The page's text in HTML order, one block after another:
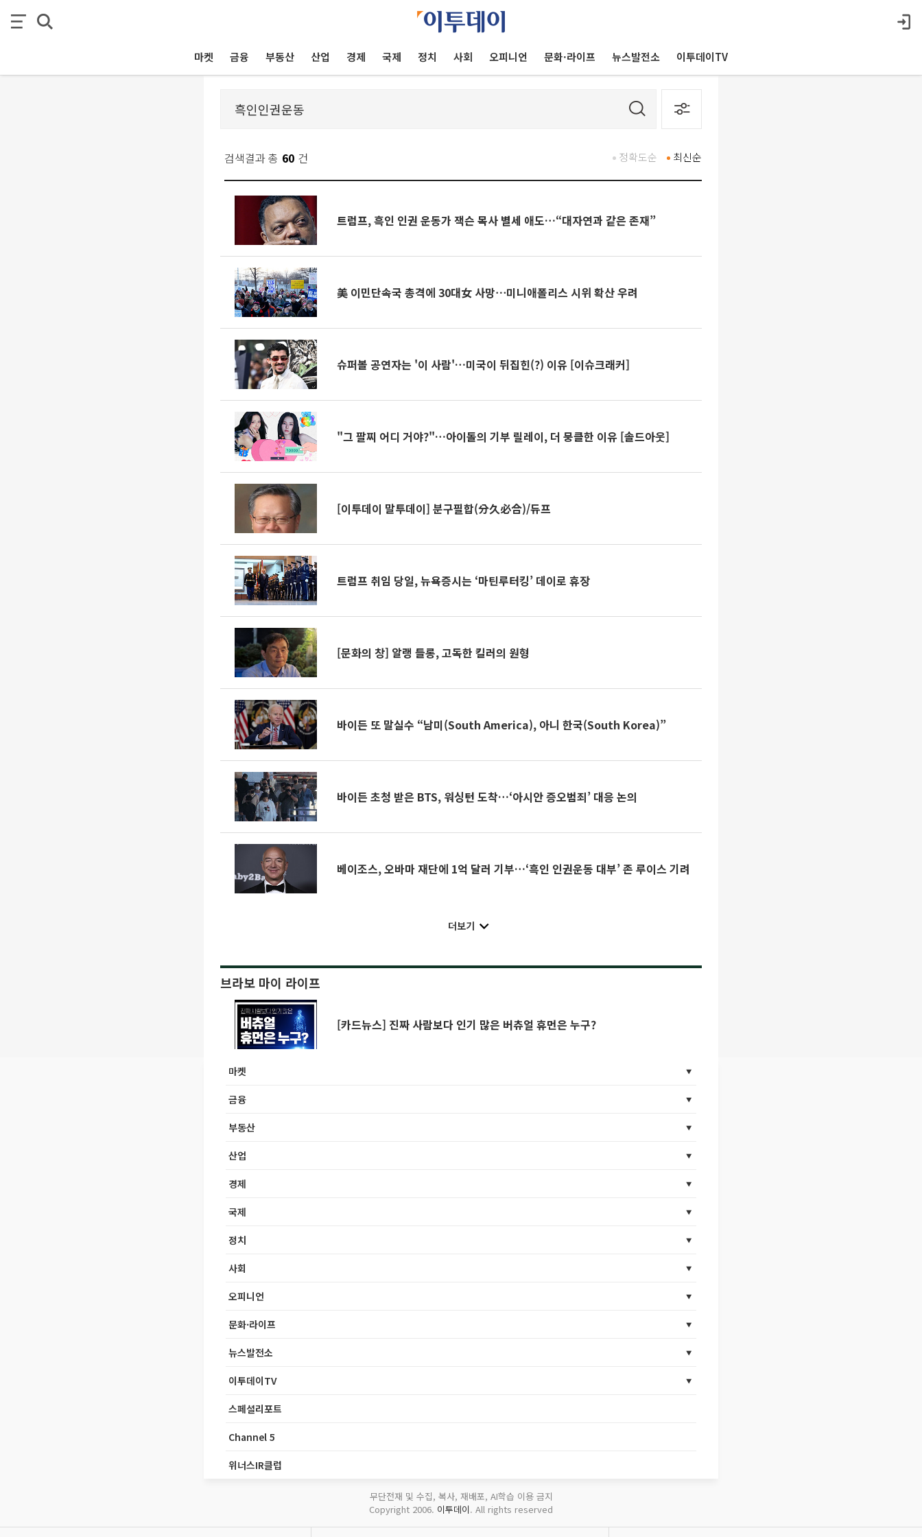
마켓 금융 부동산 산업 경제 국제 정치 사회 오피니언 문화·라이프 뉴스발전소 이투데이TV
검색결과 총 60 건 최신순
정확도순
트럼프, 흑인 인권 운동가 잭슨 목사 별세 애도…“대자연과 같은 존재”
美 이민단속국 총격에 30대女 사망⋯미니애폴리스 시위 확산 우려
슈퍼볼 공연자는 '이 사람'…미국이 뒤집힌(?) 이유 [이슈크래커]
"그 팔찌 어디 거야?"…아이돌의 기부 릴레이, 더 뭉클한 이유 [솔드아웃]
[이투데이 말투데이] 분구필합(分久必合)/듀프
트럼프 취임 당일, 뉴욕증시는 ‘마틴루터킹’ 데이로 휴장
[문화의 창] 알랭 들롱, 고독한 킬러의 원형
바이든 또 말실수 “남미(South America), 아니 한국(South Korea)”
바이든 초청 받은 BTS, 워싱턴 도착…‘아시안 증오범죄’ 대응 논의
베이조스, 오바마 재단에 1억 달러 기부…‘흑인 인권운동 대부’ 존 루이스 기려
더보기
브라보 마이 라이프
[카드뉴스] 진짜 사람보다 인기 많은 버츄얼 휴먼은 누구?
마켓
금융
부동산
산업
경제
국제
정치
사회
오피니언
문화·라이프
뉴스발전소
이투데이TV
스페셜리포트
Channel 5
위너스IR클럽
무단전재 및 수집, 복사, 재배포, AI학습 이용 금지
Copyright 2006. 이투데이. All rights reserved